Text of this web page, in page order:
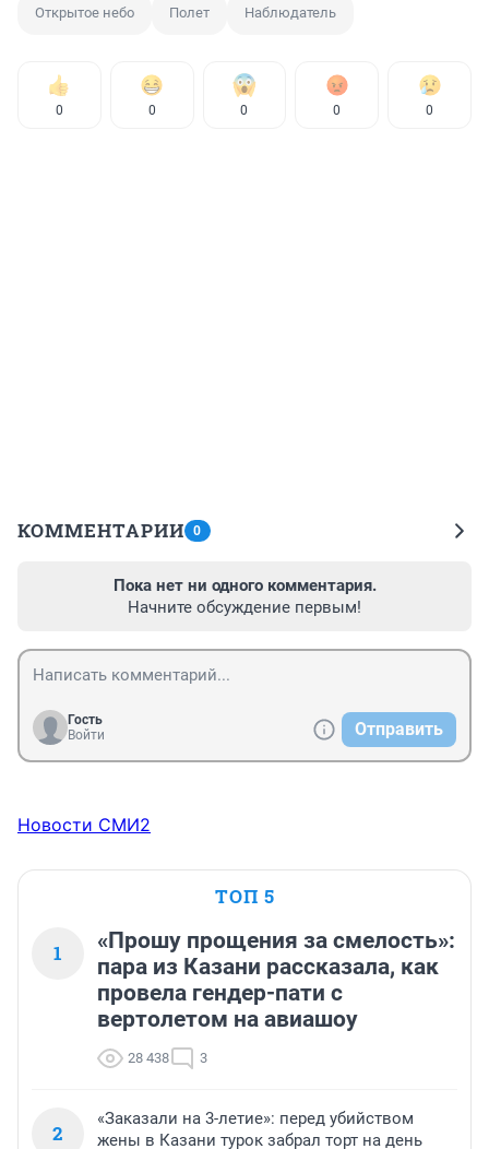
Открытое небо Полет Наблюдатель
0 0 0 0 0
КОММЕНТАРИИ 0
Пока нет ни одного комментария.
Начните обсуждение первым!
Гость
Войти
Отправить
Новости СМИ2
ТОП 5
1
«Прошу прощения за смелость»:
пара из Казани рассказала, как
провела гендер-пати с
вертолетом на авиашоу
28 438 3
2
«Заказали на 3-летие»: перед убийством
жены в Казани турок забрал торт на день